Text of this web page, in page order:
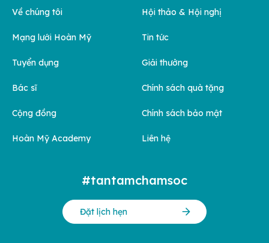
Về chúng tôi
Mạng lưới Hoàn Mỹ
Tuyển dụng
Bác sĩ
Cộng đồng
Hoàn Mỹ Academy
Hội thảo & Hội nghị
Tin tức
Giải thưởng
Chính sách quà tặng
Chính sách bảo mật
Liên hệ
#tantamchamsoc
Đặt lịch hẹn